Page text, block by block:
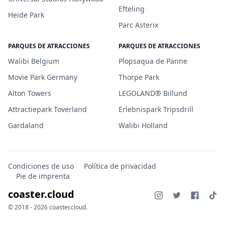
Heide Park
Efteling
Parc Asterix
PARQUES DE ATRACCIONES
Walibi Belgium
Movie Park Germany
Alton Towers
Attractiepark Toverland
Gardaland
PARQUES DE ATRACCIONES
Plopsaqua de Panne
Thorpe Park
LEGOLAND® Billund
Erlebnispark Tripsdrill
Walibi Holland
Condiciones de uso
Política de privacidad
Pie de imprenta
coaster.cloud
© 2018 - 2026 coaster.cloud.